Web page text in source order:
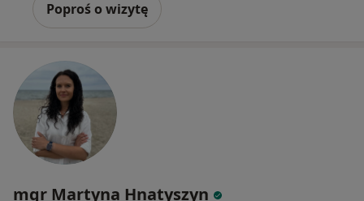
Poproś o wizytę
mgr Martyna Hnatyszyn